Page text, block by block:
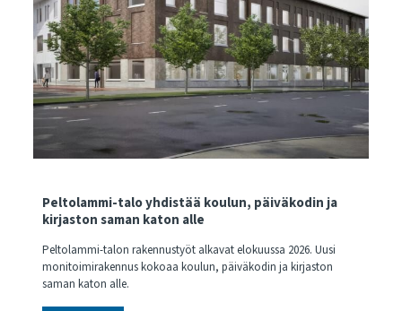
Peltolammi-talo yhdistää koulun, päiväkodin ja
kirjaston saman katon alle
Peltolammi-talon rakennustyöt alkavat elokuussa 2026. Uusi
monitoimirakennus kokoaa koulun, päiväkodin ja kirjaston
saman katon alle.